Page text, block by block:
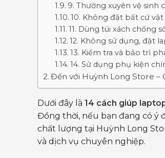
9. Thường xuyên vệ sinh
10. Không đặt bất cứ
11. Dùng túi xách chống
12. Không sử dụng, đặt
13. Kiểm tra và bảo trì
14. Sử dụng phụ kiện
Đến với Huỳnh Long Store –
Dưới đây là 14 cách giúp
Đồng thời, nếu bạn đang có ý
chất lượng tại Huỳnh Long
và dịch vụ chuyên nghiệp.